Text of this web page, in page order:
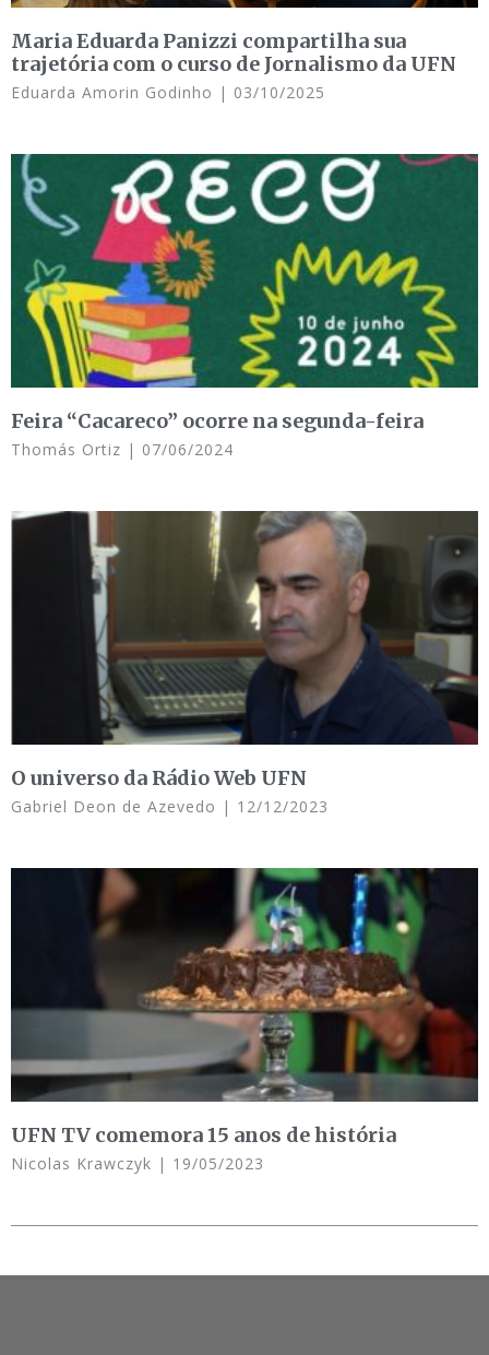
Maria Eduarda Panizzi compartilha sua
trajetória com o curso de Jornalismo da UFN
Eduarda Amorin Godinho 03/10/2025
Feira “Cacareco” ocorre na segunda-feira
Thomás Ortiz 07/06/2024
O universo da Rádio Web UFN
Gabriel Deon de Azevedo 12/12/2023
UFN TV comemora 15 anos de história
Nicolas Krawczyk 19/05/2023